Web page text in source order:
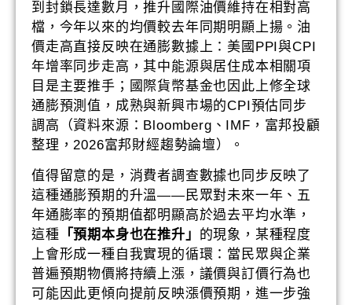
到封鎖長達數月，推升國際油價維持在相對高
檔，今年以來的均價較去年同期明顯上揚。油
價走高直接反映在通膨數據上：美國PPI與CPI
年增率同步走高，其中能源與居住成本相關項
目是主要推手；國際貨幣基金也因此上修全球
通膨預測值，成熟與新興市場的CPI預估同步
調高（資料來源：Bloomberg、IMF，富邦投顧
整理，2026富邦財經趨勢論壇）。
值得留意的是，消費者調查數據也同步反映了
這種通膨預期的升溫——民眾對未來一年、五
年通膨率的預期值都明顯高於過去平均水準，
這種 「預期本身也在推升」
的現象，某種程度
上會形成一種自我實現的循環：當民眾與企業
普遍預期物價將持續上漲，議價與訂價行為也
可能因此更傾向提前反映漲價預期，進一步強